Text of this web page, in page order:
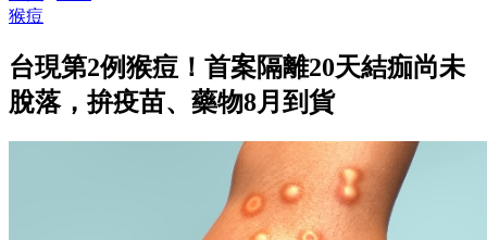
猴痘
台現第2例猴痘！首案隔離20天結痂尚未
脫落，拚疫苗、藥物8月到貨